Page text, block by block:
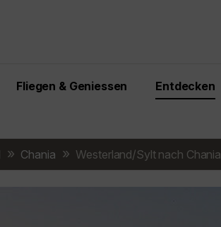
Fliegen & Geniessen Entdecken
Chania Westerland/Sylt nach Chania